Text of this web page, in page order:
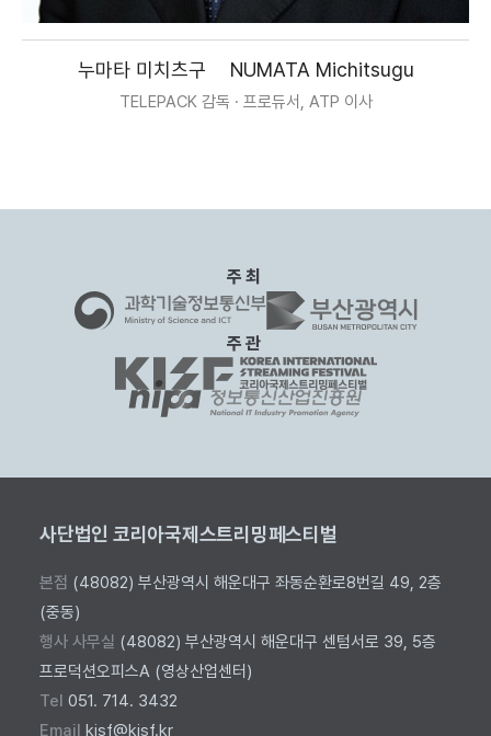
누마타 미치츠구 NUMATA Michitsugu
TELEPACK 감독 · 프로듀서, ATP 이사
주최
주관
사단법인 코리아국제스트리밍페스티벌
본점 (48082) 부산광역시 해운대구 좌동순환로8번길 49, 2층
(중동)
행사 사무실 (48082) 부산광역시 해운대구 센텀서로 39, 5층
프로덕션오피스A (영상산업센터)
Tel 051. 714. 3432
Email kisf@kisf.kr